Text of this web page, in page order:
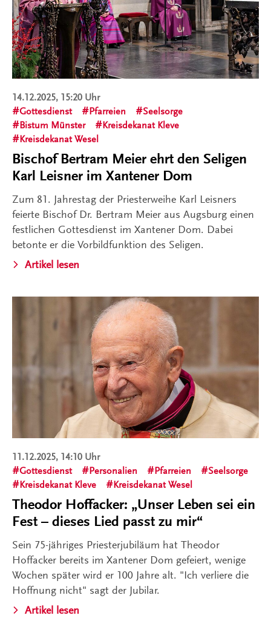
14.12.2025, 15:20 Uhr
Gottesdienst
Pfarreien
Seelsorge
Bistum Münster
Kreisdekanat Kleve
Kreisdekanat Wesel
Bischof Bertram Meier ehrt den Seligen
Karl Leisner im Xantener Dom
Zum 81. Jahrestag der Priesterweihe Karl Leisners
feierte Bischof Dr. Bertram Meier aus Augsburg einen
festlichen Gottesdienst im Xantener Dom. Dabei
betonte er die Vorbildfunktion des Seligen.
Artikel lesen
11.12.2025, 14:10 Uhr
Gottesdienst
Personalien Pfarreien
Seelsorge
Kreisdekanat Kleve
Kreisdekanat Wesel
Theodor Hoffacker: „Unser Leben sei ein
Fest – dieses Lied passt zu mir“
Sein 75-jähriges Priesterjubiläum hat Theodor
Hoffacker bereits im Xantener Dom gefeiert, wenige
Wochen später wird er 100 Jahre alt. "Ich verliere die
Hoffnung nicht" sagt der Jubilar.
Artikel lesen